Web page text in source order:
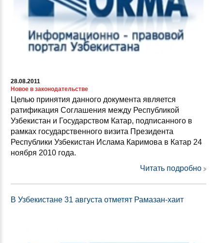
28.08.2011
Новое в законодательстве
Целью принятия данного документа является
ратификация Соглашения между Республикой
Узбекистан и Государством Катар, подписанного в
рамках государственного визита Президента
Республики Узбекистан Ислама Каримова в Катар 24
ноября 2010 года.
Читать подробно
В Узбекистане 31 августа отметят Рамазан-хаит